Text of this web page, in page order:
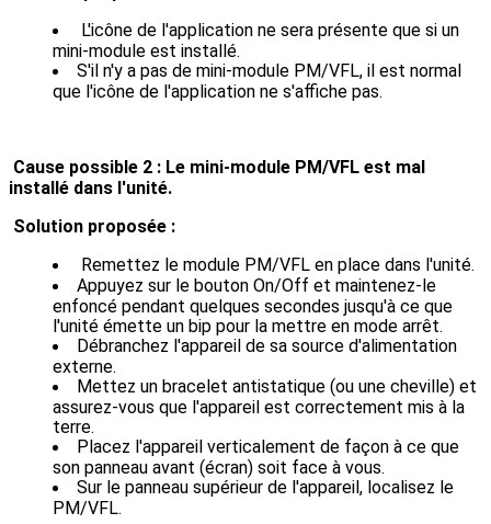
L'icône de l'application ne sera présente que si un
mini-module est installé.
S'il n'y a pas de mini-module PM/VFL, il est normal
que l'icône de l'application ne s'affiche pas.
Cause possible 2 : Le mini-module PM/VFL est mal
installé dans l'unité.
Solution proposée :
Remettez le module PM/VFL en place dans l'unité.
Appuyez sur le bouton On/Off et maintenez-le
enfoncé pendant quelques secondes jusqu'à ce que
l'unité émette un bip pour la mettre en mode arrêt.
Débranchez l'appareil de sa source d'alimentation
externe.
Mettez un bracelet antistatique (ou une cheville) et
assurez-vous que l'appareil est correctement mis à la
terre.
Placez l'appareil verticalement de façon à ce que
son panneau avant (écran) soit face à vous.
Sur le panneau supérieur de l'appareil, localisez le
PM/VFL.